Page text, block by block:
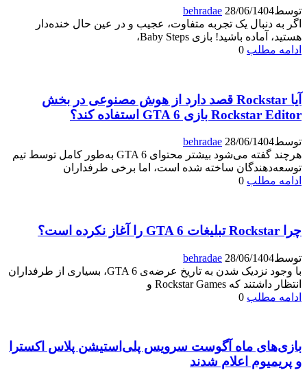
توسط behradae 28/06/1404
اگر به دنبال یک تجربه متفاوت، عجیب و در عین حال خنده‌دار
هستید، آماده باشید! بازی Baby Steps،
ادامه مطلب 0
آیا Rockstar قصد دارد از هوش مصنوعی در بخش
Rockstar Editor بازی GTA 6 استفاده کند؟
توسط behradae 28/06/1404
هرچند گفته می‌شود بیشتر محتوای GTA 6 به‌طور کامل توسط تیم
توسعه‌دهندگان ساخته شده است، اما برخی طرفداران
ادامه مطلب 0
چرا Rockstar تبلیغات GTA 6 را آغاز نکرده است؟
توسط behradae 28/06/1404
با وجود نزدیک شدن به تاریخ عرضه‌ی GTA 6، بسیاری از طرفداران
انتظار داشتند که Rockstar Games و
ادامه مطلب 0
بازی‌های ماه آگوست سرویس پلی‌استیشن پلاس اکسترا
و پریمیوم اعلام شدند